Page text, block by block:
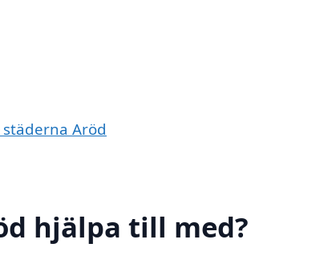
Aröd
hjälpa till med?